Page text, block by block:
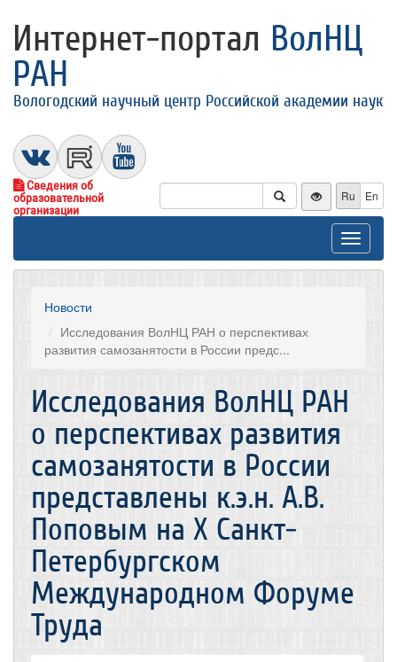
Интернет-портал ВолНЦ
РАН
Вологодский научный центр Российской академии наук
Сведения об
образовательной
организации
Ru En
Toggle
Новости
Исследования ВолНЦ РАН о перспективах
развития самозанятости в России предс...
Исследования ВолНЦ РАН
о перспективах развития
самозанятости в России
представлены к.э.н. А.В.
Поповым на X Санкт-
Петербургском
Международном Форуме
Труда